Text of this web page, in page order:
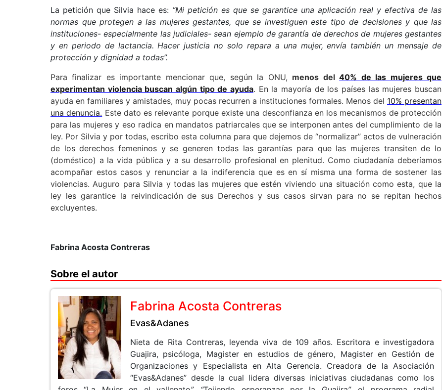
La petición que Silvia hace es: “Mi petición es que se garantice una aplicación real y efectiva de las
normas que protegen a las mujeres gestantes, que se investiguen este tipo de decisiones y que las
instituciones- especialmente las judiciales- sean ejemplo de garantía de derechos de mujeres gestantes
y en periodo de lactancia. Hacer justicia no solo repara a una mujer, envía también un mensaje de
protección y dignidad a todas”.
Para finalizar es importante mencionar que, según la ONU, menos del40% de las mujeres que
experimentan violencia buscan algún tipo de ayuda. En la mayoría de los países las mujeres buscan
ayuda en familiares y amistades, muy pocas recurren a instituciones formales. Menos del 10% presentan
una denuncia. Este dato es relevante porque existe una desconfianza en los mecanismos de protección
para las mujeres y eso radica en mandatos patriarcales que se interponen antes del cumplimiento de la
ley. Por Silvia y por todas, escribo esta columna para que dejemos de “normalizar” actos de vulneración
de los derechos femeninos y se generen todas las garantías para que las mujeres transiten de lo
(doméstico) a la vida pública y a su desarrollo profesional en plenitud. Como ciudadanía deberíamos
acompañar estos casos y renunciar a la indiferencia que es en sí misma una forma de sostener las
violencias. Auguro para Silvia y todas las mujeres que estén viviendo una situación como esta, que la
ley les garantice la reivindicación de sus Derechos y sus casos sirvan para no se repitan hechos
excluyentes.
Fabrina Acosta Contreras
Sobre el autor
Fabrina Acosta Contreras
Evas&Adanes
Nieta de Rita Contreras, leyenda viva de 109 años. Escritora e investigadora
Guajira, psicóloga, Magister en estudios de género, Magister en Gestión de
Organizaciones y Especialista en Alta Gerencia. Creadora de la Asociación
“Evas&Adanes” desde la cual lidera diversas iniciativas ciudadanas como los